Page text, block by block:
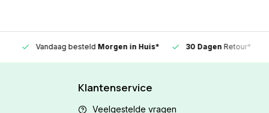
Vandaag besteldMorgen in Huis* 30 DagenRetour*
Klantenservice
Veelgestelde vragen